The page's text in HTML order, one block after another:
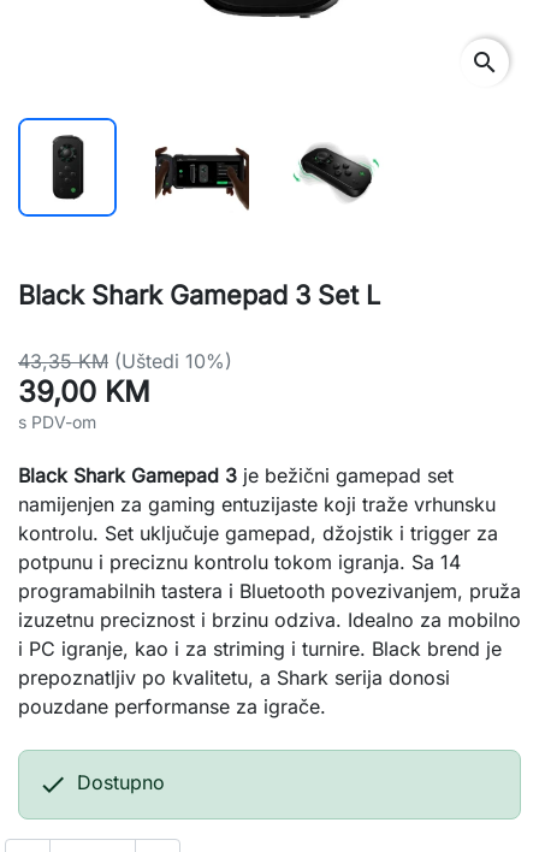
search
Black Shark Gamepad 3 Set L
43,35 KM (Uštedi 10%)
39,00 KM
s PDV-om
Black Shark Gamepad 3 je bežični gamepad set
namijenjen za gaming entuzijaste koji traže vrhunsku
kontrolu. Set uključuje gamepad, džojstik i trigger za
potpunu i preciznu kontrolu tokom igranja. Sa 14
programabilnih tastera i Bluetooth povezivanjem, pruža
izuzetnu preciznost i brzinu odziva. Idealno za mobilno
i PC igranje, kao i za striming i turnire. Black brend je
prepoznatljiv po kvalitetu, a Shark serija donosi
pouzdane performanse za igrače.
 Dostupno